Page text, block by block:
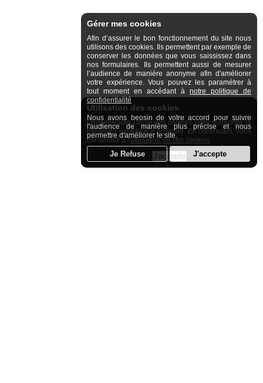
Utilisation des cookies
OxygenRadio utilise des cookies pour vous offrir la
meilleure expérience possible. En continuant, vous
consentez à l'utilisation de ces cookies.
Gérer mes cookies
Afin d’assurer le bon fonctionnement du site nous
utilisons des cookies. Ils permettent par exemple de
conserver les données que vous saississez dans
nos formulaires. Ils permettent aussi de mesurer
l’audience de manière anonyme afin d'améliorer
votre expérience. Vous pouvez les paramétrer à
tout moment en accédant à notre politique de
confidentialité
Nous avons beosin de votre accord pour suivre
l'audience de manière plus précise et nous
permettre d'améliorer le site.